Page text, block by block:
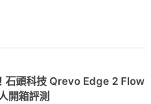
石頭科技 Qrevo Edge 2 Flow
開箱評測